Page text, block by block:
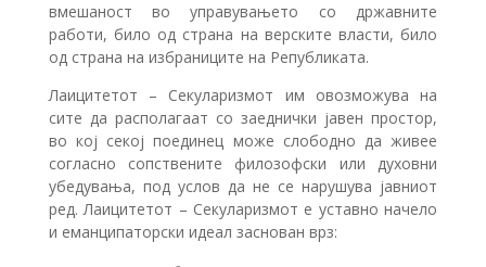
вмешаност во управувањето со државните
работи, било од страна на верските власти, било
од страна на избраниците на Републиката.
Лаицитетот – Секуларизмот им овозможува на
сите да располагаат со заеднички јавен простор,
во кој секој поединец може слободно да живее
согласно сопствените филозофски или духовни
убедувања, под услов да не се нарушува јавниот
ред. Лаицитетот – Секуларизмот е уставно начело
и еманципаторски идеал заснован врз: